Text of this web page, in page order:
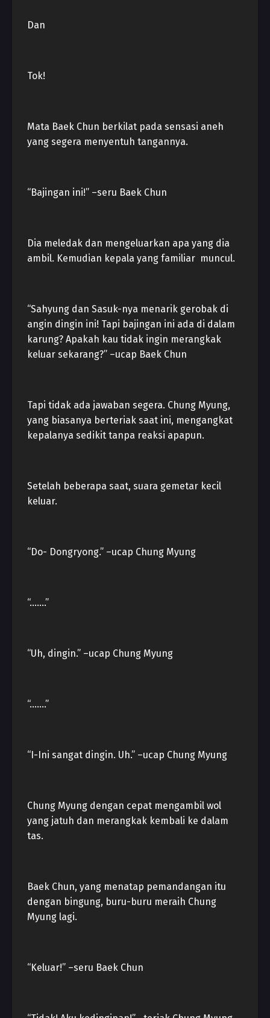
Dan
Tok!
Mata Baek Chun berkilat pada sensasi aneh
yang segera menyentuh tangannya.
“Bajingan ini!” –seru Baek Chun
Dia meledak dan mengeluarkan apa yang dia
ambil. Kemudian kepala yang familiar muncul.
“Sahyung dan Sasuk-nya menarik gerobak di
angin dingin ini! Tapi bajingan ini ada di dalam
karung? Apakah kau tidak ingin merangkak
keluar sekarang?” –ucap Baek Chun
Tapi tidak ada jawaban segera. Chung Myung,
yang biasanya berteriak saat ini, mengangkat
kepalanya sedikit tanpa reaksi apapun.
Setelah beberapa saat, suara gemetar kecil
keluar.
“Do- Dongryong.” –ucap Chung Myung
“…….”
“Uh, dingin.” –ucap Chung Myung
“…….”
“I-Ini sangat dingin. Uh.” –ucap Chung Myung
Chung Myung dengan cepat mengambil wol
yang jatuh dan merangkak kembali ke dalam
tas.
Baek Chun, yang menatap pemandangan itu
dengan bingung, buru-buru meraih Chung
Myung lagi.
“Keluar!” –seru Baek Chun